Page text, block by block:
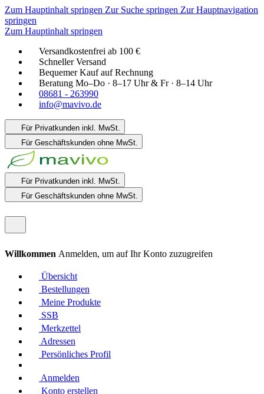
Zum Hauptinhalt springen Zur Suche springen Zur Hauptnavigation
springen
Zum Hauptinhalt springen
Versandkostenfrei ab 100 €
Schneller Versand
Bequemer Kauf auf Rechnung
Beratung Mo–Do · 8–17 Uhr & Fr · 8–14 Uhr
08681 - 263990
info@mavivo.de
Für Privatkunden inkl. MwSt.
Für Geschäftskunden ohne MwSt.
Für Privatkunden inkl. MwSt.
Für Geschäftskunden ohne MwSt.
Willkommen Anmelden, um auf Ihr Konto zuzugreifen
Übersicht
Bestellungen
Meine Produkte
SSB
Merkzettel
Adressen
Persönliches Profil
Anmelden
Konto erstellen